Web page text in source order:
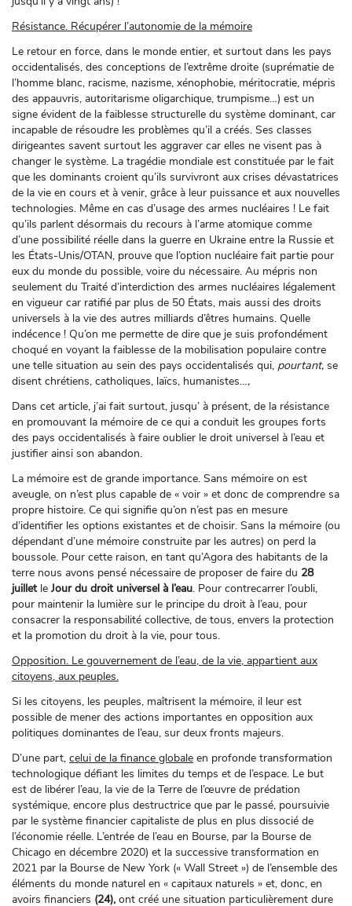
Résistance. Récupérer l’autonomie de la mémoire
Le retour en force, dans le monde entier, et surtout dans les pays
occidentalisés, des conceptions de l’extrême droite (suprématie de
l’homme blanc, racisme, nazisme, xénophobie, méritocratie, mépris
des appauvris, autoritarisme oligarchique, trumpisme…) est un
signe évident de la faiblesse structurelle du système dominant, car
incapable de résoudre les problèmes qu’il a créés. Ses classes
dirigeantes savent surtout les aggraver car elles ne visent pas à
changer le système. La tragédie mondiale est constituée par le fait
que les dominants croient qu’ils survivront aux crises dévastatrices
de la vie en cours et à venir, grâce à leur puissance et aux nouvelles
technologies. Même en cas d’usage des armes nucléaires ! Le fait
qu’ils parlent désormais du recours à l’arme atomique comme
d’une possibilité réelle dans la guerre en Ukraine entre la Russie et
les États-Unis/OTAN, prouve que l’option nucléaire fait partie pour
eux du monde du possible, voire du nécessaire. Au mépris non
seulement du Traité d’interdiction des armes nucléaires légalement
en vigueur car ratifié par plus de 50 États, mais aussi des droits
universels à la vie des autres milliards d’êtres humains. Quelle
indécence ! Qu’on me permette de dire que je suis profondément
choqué en voyant la faiblesse de la mobilisation populaire contre
une telle situation au sein des pays occidentalisés qui, pourtant, se
disent chrétiens, catholiques, laïcs, humanistes… ,
Dans cet article, j’ai fait surtout, jusqu’ à présent, de la résistance
en promouvant la mémoire de ce qui a conduit les groupes forts
des pays occidentalisés à faire oublier le droit universel à l’eau et
justifier ainsi son abandon.
La mémoire est de grande importance. Sans mémoire on est
aveugle, on n’est plus capable de « voir » et donc de comprendre sa
propre histoire. Ce qui signifie qu’on n’est pas en mesure
d’identifier les options existantes et de choisir. Sans la mémoire (ou
dépendant d’une mémoire construite par les autres) on perd la
boussole. Pour cette raison, en tant qu’Agora des habitants de la
terre nous avons pensé nécessaire de proposer de faire du 28
juilletle Jour du droit universel à l’eau . Pour contrecarrer l’oubli,
pour maintenir la lumière sur le principe du droit à l’eau, pour
consacrer la responsabilité collective, de tous, envers la protection
et la promotion du droit à la vie, pour tous.
Opposition. Le gouvernement de l’eau, de la vie, appartient aux
citoyens, aux peuples.
Si les citoyens, les peuples, maîtrisent la mémoire, il leur est
possible de mener des actions importantes en opposition aux
politiques dominantes de l’eau, sur deux fronts majeurs.
D’une part, celui de la finance globale en profonde transformation
technologique défiant les limites du temps et de l’espace. Le but
est de libérer l’eau, la vie de la Terre de l’œuvre de prédation
systémique, encore plus destructrice que par le passé, poursuivie
par le système financier capitaliste de plus en plus dissocié de
l’économie réelle. L’entrée de l’eau en Bourse, par la Bourse de
Chicago en décembre 2020) et la successive transformation en
2021 par la Bourse de New York (« Wall Street ») de l’ensemble des
éléments du monde naturel en « capitaux naturels » et, donc, en
avoirs financiers (24), ont créé une situation particulièrement dure